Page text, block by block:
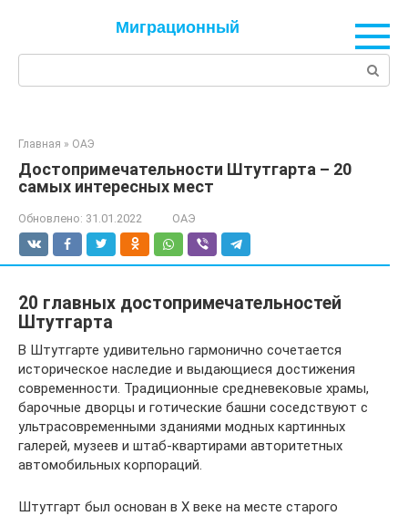
Миграционный
Главная » ОАЭ
Достопримечательности Штутгарта – 20
самых интересных мест
Обновлено: 31.01.2022 ОАЭ
20 главных достопримечательностей
Штутгарта
В Штутгарте удивительно гармонично сочетается
историческое наследие и выдающиеся достижения
современности. Традиционные средневековые храмы,
барочные дворцы и готические башни соседствуют с
ультрасовременными зданиями модных картинных
галерей, музеев и штаб-квартирами авторитетных
автомобильных корпораций.
Штутгарт был основан в X веке на месте старого